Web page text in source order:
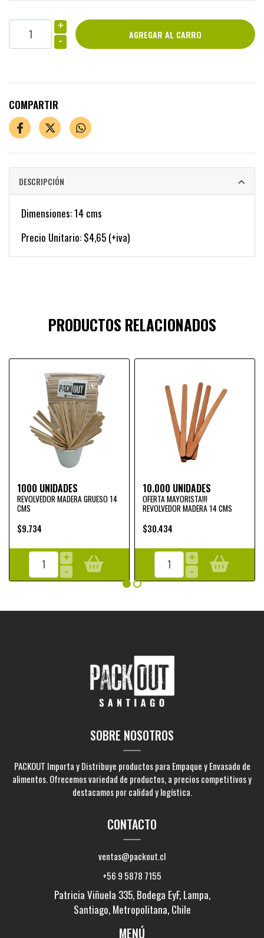
+
-
COMPARTIR
DESCRIPCIÓN
Dimensiones: 14 cms
Precio Unitario: $4,65 (+iva)
PRODUCTOS RELACIONADOS
1000 UNIDADES
REVOLVEDOR MADERA GRUESO 14
CMS
$9.734
+
-
10.000 UNIDADES
OFERTA MAYORISTA!!!
REVOLVEDOR MADERA 14 CMS
$30.434
+
-
SOBRE NOSOTROS
PACKOUT Importa y Distribuye productos para Empaque y Envasado de
alimentos. Ofrecemos variedad de productos, a precios competitivos y
destacamos por calidad y logística.
CONTACTO
ventas@packout.cl
+56 9 5878 7155
Patricia Viñuela 335, Bodega EyF, Lampa,
Santiago, Metropolitana, Chile
MENÚ